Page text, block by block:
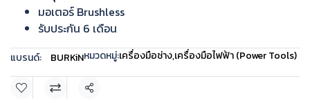
มอเตอร์ Brushless
รับประกัน 6 เดือน
แบรนด์: BURKiNหมวดหมู่:เครื่องมือช่าง,เครื่องมือไฟฟ้า (Power Tools)
แชร์